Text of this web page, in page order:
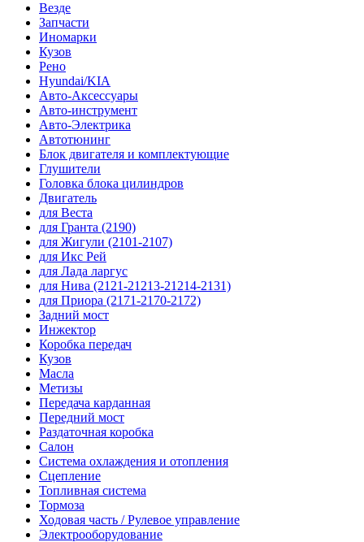
Везде
Запчасти
Иномарки
Кузов
Рено
Hyundai/KIA
Авто-Аксессуары
Авто-инструмент
Авто-Электрика
Автотюнинг
Блок двигателя и комплектующие
Глушители
Головка блока цилиндров
Двигатель
для Веста
для Гранта (2190)
для Жигули (2101-2107)
для Икс Рей
для Лада ларгус
для Нива (2121-21213-21214-2131)
для Приора (2171-2170-2172)
Задний мост
Инжектор
Коробка передач
Кузов
Масла
Метизы
Передача карданная
Передний мост
Раздаточная коробка
Салон
Система охлаждения и отопления
Сцепление
Топливная система
Тормоза
Ходовая часть / Рулевое управление
Электрооборудование